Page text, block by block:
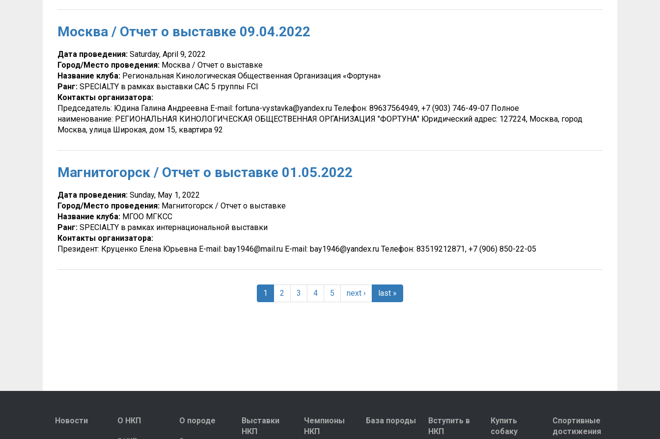
Москва / Отчет о выставке 09.04.2022
Дата проведения: Saturday, April 9, 2022
Город/Место проведения: Москва / Отчет о выставке
Название клуба: Региональная Кинологическая Общественная Организация «Фортуна»
Ранг: SPECIALTY в рамках выставки САС 5 группы FCI
Контакты организатора:
Председатель: Юдина Галина Андреевна E-mail: fortuna-vystavka@yandex.ru Телефон: 89637564949, +7 (903) 746-49-07 Полное
наименование: РЕГИОНАЛЬНАЯ КИНОЛОГИЧЕСКАЯ ОБЩЕСТВЕННАЯ ОРГАНИЗАЦИЯ "ФОРТУНА" Юридический адрес: 127224, Москва, город
Москва, улица Широкая, дом 15, квартира 92
Магнитогорск / Отчет о выставке 01.05.2022
Дата проведения: Sunday, May 1, 2022
Город/Место проведения: Магнитогорск / Отчет о выставке
Название клуба: МГОО МГКСС
Ранг: SPECIALTY в рамках интернациональной выставки
Контакты организатора:
Президент: Круценко Елена Юрьевна E-mail: bay1946@mail.ru E-mail: bay1946@yandex.ru Телефон: 83519212871, +7 (906) 850-22-05
1 2 3 4 5 next › last »
Новости О НКП О породе
Выставки
НКП
Чемпионы
НКП
База породы
Вступить в
НКП
Купить
собаку
Спортивные
достижения